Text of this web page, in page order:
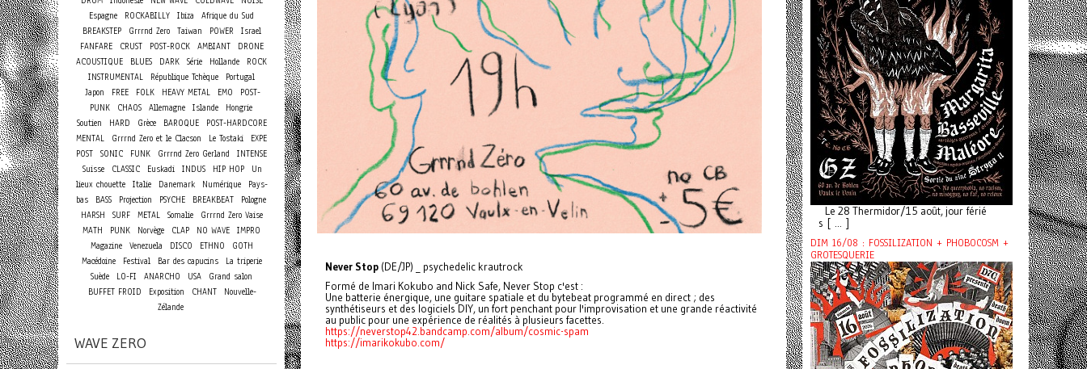
Never Stop (DE/JP) _ psychedelic krautrock
Formé de Imari Kokubo and Nick Safe, Never Stop c'est :
Une batterie énergique, une guitare spatiale et du bytebeat programmé en direct ; des
synthétiseurs et des logiciels DIY, un fort penchant pour l'improvisation et une grande réactivité
au public pour une expérience de réalités à plusieurs facettes.
https://neverstop42.bandcamp.com/album/cosmic-spam
https://imarikokubo.com/
Espagne
ROCKABILLY Ibiza
Afrique du Sud
BREAKSTEP
Grrrnd Zero Taiwan POWER
Israel
FANFARE
CRUST POST-ROCK AMBIANT
DRONE
ACOUSTIQUE
BLUES DARK Série Hollande
ROCK
INSTRUMENTAL
République Tchèque
Portugal
Japon
FREE FOLK HEAVY METAL EMO
POST-
PUNK
CHAOS Allemagne Islande
Hongrie
Soutien
HARD Grèce BAROQUE
POST-HARDCORE
MENTAL
Grrrnd Zero et le Clacson Le Tostaki
EXPE
POST SONIC FUNK Grrrnd Zero Gerland
INTENSE
Suisse
CLASSIC Euskadi INDUS HIP HOP
Un
lieux chouette
Italie Danemark Numérique
Pays-
bas
BASS Projection PSYCHE BREAKBEAT
Pologne
HARSH
SURF METAL Somalie
Grrrnd Zero Vaise
MATH
PUNK Norvège CLAP NO WAVE IMPRO
Magazine
Venezuela DISCO ETHNO
GOTH
Macédoine
Festival Bar des capucins
La triperie
Suède
LO-FI ANARCHO USA
Grand salon
BUFFET FROID
Exposition CHANT
Nouvelle-
Zélande
WAVE ZERO
Le 28 Thermidor/15 août, jour férié
s [ ... ]
DIM 16/08 : FOSSILIZATION + PHOBOCOSM +
GROTESQUERIE